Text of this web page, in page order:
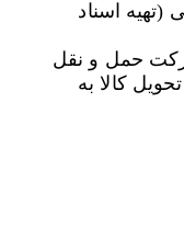
اسناد
شرکت حمل و نقل
کالا به